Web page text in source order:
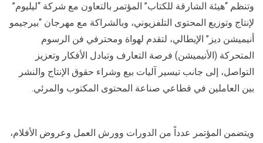
وتنظم “هيئة الشارقة للكتاب” المؤتمر بالتعاون مع شركة “ليليوم”
لإنتاج وتوزيع المحتوى التلفزيوني، وبالشراكة مع مهرجان “بيرجيمو
أنيميشن ديز” الإيطالي، لتقدم لهواة ومحترفي فن الرسوم
المتحركة (الأنيميشن) فرصة التعارف وتبادل الأفكار وتعزيز
التواصل، إلى جانب تيسير آليات بيع وشراء حقوق الإنتاج والنشر
بين العاملين في قطاعي صناعة المحتوى المكتوب والمرئي.
ويتضمن المؤتمر عدداً من الدورات وورش العمل وعروض الأفلام،